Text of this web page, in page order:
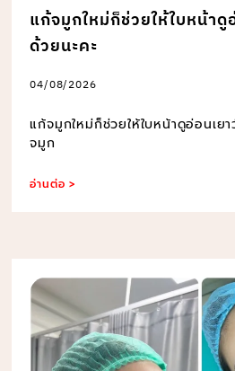
แก้จมูกใหม่ก็ช่วยให้ใบหน้าดู
ด้วยนะคะ
04/08/2026
แก้จมูกใหม่ก็ช่วยให้ใบหน้าดูอ่อนเย
จมูก
อ่านต่อ >